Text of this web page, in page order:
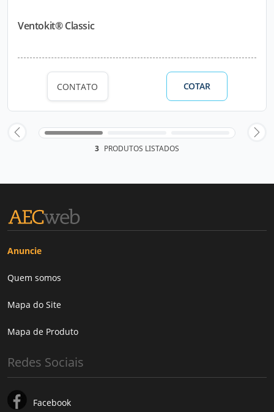
Ventokit® Classic
CONTATO COTAR
3 PRODUTOS LISTADOS
Anuncie
Quem somos
Mapa do Site
Mapa de Produto
Redes Sociais
Facebook